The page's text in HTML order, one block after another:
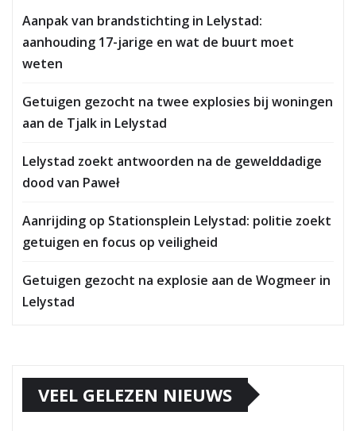
Aanpak van brandstichting in Lelystad:
aanhouding 17-jarige en wat de buurt moet
weten
Getuigen gezocht na twee explosies bij woningen
aan de Tjalk in Lelystad
Lelystad zoekt antwoorden na de gewelddadige
dood van Paweł
Aanrijding op Stationsplein Lelystad: politie zoekt
getuigen en focus op veiligheid
Getuigen gezocht na explosie aan de Wogmeer in
Lelystad
VEEL GELEZEN NIEUWS